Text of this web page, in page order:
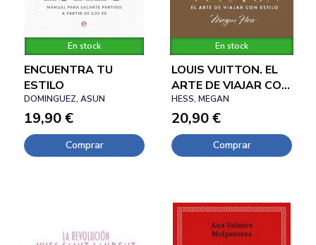
En stock
ENCUENTRA TU
ESTILO
DOMINGUEZ, ASUN
19,90 €
Comprar
En stock
LOUIS VUITTON. EL
ARTE DE VIAJAR CON
ESTILO
HESS, MEGAN
20,90 €
Comprar